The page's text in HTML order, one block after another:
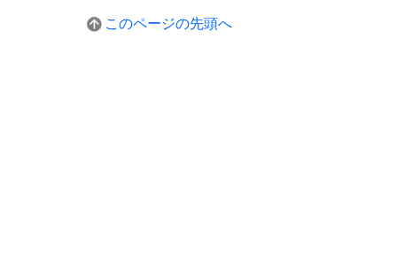
このページの先頭へ